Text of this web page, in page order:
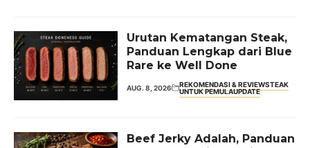
Urutan Kematangan Steak,
Panduan Lengkap dari Blue
Rare ke Well Done
AUG. 8, 2026 REKOMENDASI & REVIEWSTEAK
UNTUK PEMULAUPDATE
Beef Jerky Adalah, Panduan